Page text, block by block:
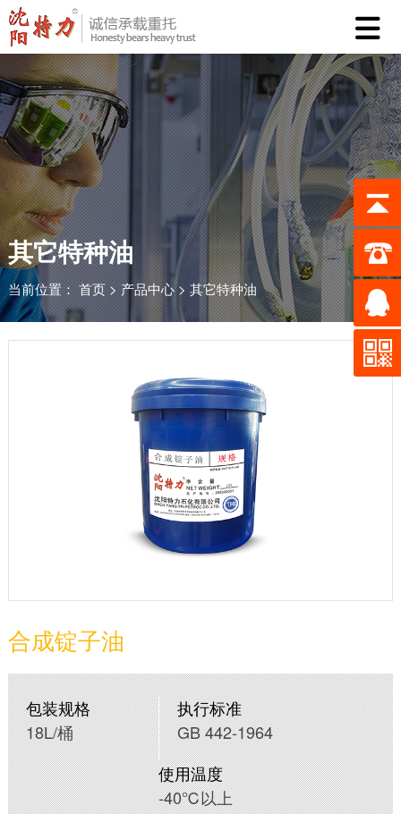

首
页
点
产
品
产
品
中
心
技
术
服
务
资
讯
中
心
关
于
特
力
联
系
我
其它特种油
当前位置： 首页> 产品中心> 其它特种油
合成锭子油
包装规格
18L/桶
执行标准
GB 442-1964
使用温度
-40℃以上